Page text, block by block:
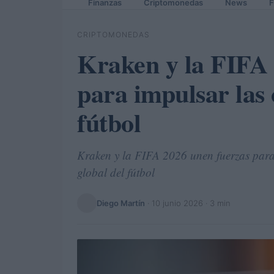
Finanzas Criptomonedas News
CRIPTOMONEDAS
Kraken y la FIFA
para impulsar las
fútbol
Kraken y la FIFA 2026 unen fuerzas
global del fútbol
Diego Martín 10 junio 2026 · 3 min